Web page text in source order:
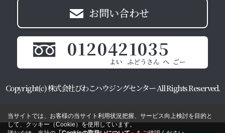
お問い合わせ
0120421035
Copyright(c) 株式会社びわこハウジングセンター All Rights Reserved.
当サイトでは、お客様の当サイト利用状況把握、サービス向上検討を目的と
して、クッキー（Cookie）を使用しています。